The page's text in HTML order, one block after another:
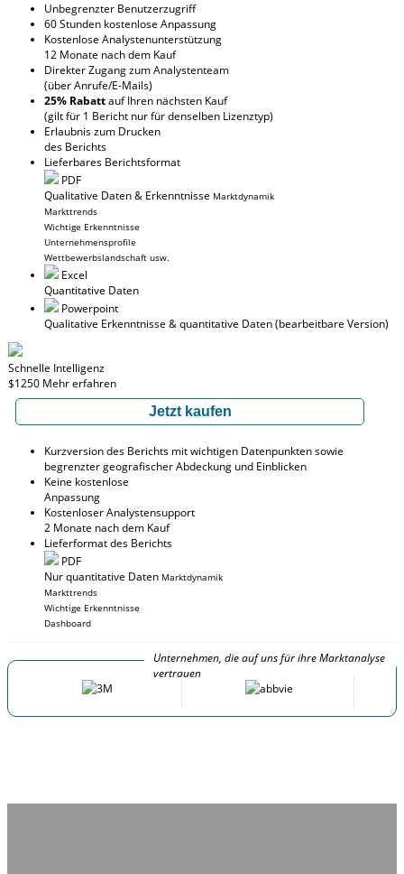
Unbegrenzter Benutzerzugriff
60 Stunden kostenlose Anpassung
Kostenlose Analystenunterstützung
12 Monate nach dem Kauf
Direkter Zugang zum Analystenteam
(über Anrufe/E-Mails)
25% Rabattauf Ihren nächsten Kauf
(gilt für 1 Bericht nur für denselben Lizenztyp)
Erlaubnis zum Drucken
des Berichts
Lieferbares Berichtsformat
PDF
Qualitative Daten & Erkenntnisse Marktdynamik
Markttrends
Wichtige Erkenntnisse
Unternehmensprofile
Wettbewerbslandschaft usw.
Excel
Quantitative Daten
Powerpoint
Qualitative Erkenntnisse & quantitative Daten(bearbeitbare Version)
Schnelle Intelligenz
$1250 Mehr erfahren
Jetzt kaufen
Kurzversion des Berichts mit wichtigen Datenpunkten sowie
begrenzter geografischer Abdeckung und Einblicken
Keine kostenlose
Anpassung
Kostenloser Analystensupport
2 Monate nach dem Kauf
Lieferformat des Berichts
PDF
Nur quantitative Daten Marktdynamik
Markttrends
Wichtige Erkenntnisse
Dashboard
Unternehmen, die auf uns für ihre Marktanalyse
vertrauen